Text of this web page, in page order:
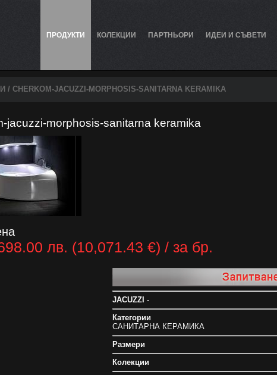
ПРОДУКТИ КОЛЕКЦИИ ПАРТНЬОРИ ИДЕИ И СЪВЕТИ
/ CHERKOM-JACUZZI-MORPHOSIS-SANITARNA KERAMIKA
jacuzzi-morphosis-sanitarna keramika
лв. (10,071.43 €) / за бр.
JACUZZI -
Категории
САНИТАРНА КЕРАМИКА
Размери
Колекции